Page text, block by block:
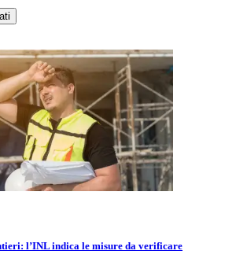
l’INL indica le misure da verificare